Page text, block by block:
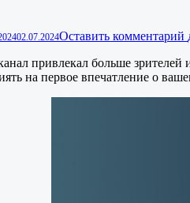
02.07.2024Оставить комментарий
привлекал больше
на первое впечатление о